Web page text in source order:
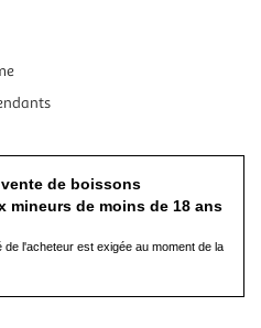
de boissons
mineurs de moins de 18 ans
de l'acheteur est exigée au moment de la